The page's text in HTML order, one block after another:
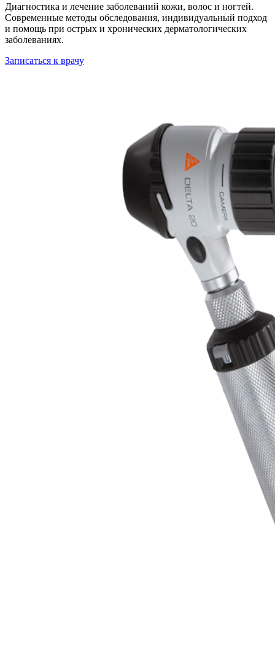
Диагностика и лечение заболеваний кожи, волос и ногтей.
Современные методы обследования, индивидуальный подход
и помощь при острых и хронических дерматологических
заболеваниях.
Записаться к врачу